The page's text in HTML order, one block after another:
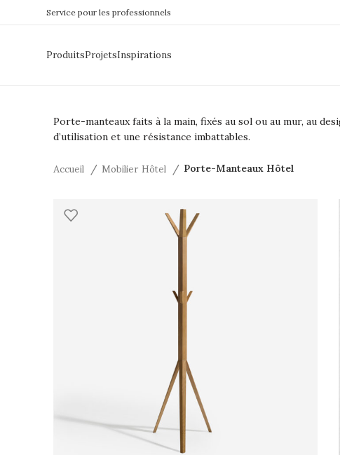
Service pour les professionnels
ProduitsProjetsInspirations
Porte-manteaux faits à la main, fixés au sol ou au mur, au
d’utilisation et une résistance imbattables.
Accueil Mobilier Hôtel Porte-Manteaux Hôtel